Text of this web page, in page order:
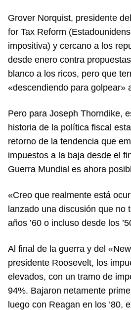
Grover Norquist, presidente
for Tax Reform
impositiva) y cercano a los
desde enero contra
blanco a los ricos, pero que
«descendiendo para golpear»
Pero para Joseph Thorndike,
historia de la política fiscal
retorno de la tendencia que
impuestos a la baja desde el
Guerra Mundial es ahora
«Creo que realmente está
lanzado una discusión que no
años ’60 o incluso desde los
Al final de la guerra y del
presidente Roosevelt, los
elevados, con un tramo de
94%. Bajaron netamente
luego con Reagan en los ’80,